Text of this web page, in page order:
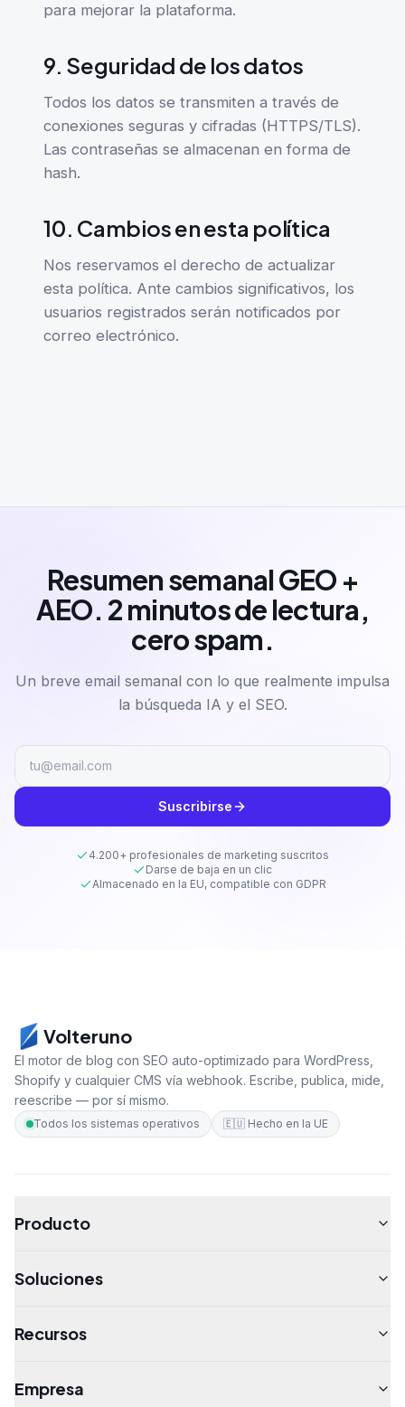
para mejorar la plataforma.
9. Seguridad de los datos
Todos los datos se transmiten a través de
conexiones seguras y cifradas (HTTPS/TLS).
Las contraseñas se almacenan en forma de
hash.
10. Cambios en esta política
Nos reservamos el derecho de actualizar
esta política. Ante cambios significativos, los
usuarios registrados serán notificados por
correo electrónico.
Resumen semanal GEO +
AEO. 2 minutos de lectura,
cero spam.
Un breve email semanal con lo que realmente impulsa
la búsqueda IA y el SEO.
Suscribirse
4.200+ profesionales de marketing suscritos
Darse de baja en un clic
Almacenado en la EU, compatible con GDPR
Volteruno
El motor de blog con SEO auto-optimizado para WordPress,
Shopify y cualquier CMS vía webhook. Escribe, publica, mide,
reescribe — por sí mismo.
Todos los sistemas operativos 🇪🇺 Hecho en la UE
Producto
Soluciones
Recursos
Empresa